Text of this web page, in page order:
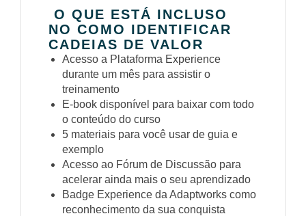
O QUE ESTÁ INCLUSO
NO COMO IDENTIFICAR
CADEIAS DE VALOR
Acesso a Plataforma Experience
durante um mês para assistir o
treinamento
E-book disponível para baixar com todo
o conteúdo do curso
5 materiais para você usar de guia e
exemplo
Acesso ao Fórum de Discussão para
acelerar ainda mais o seu aprendizado
Badge Experience da Adaptworks como
reconhecimento da sua conquista